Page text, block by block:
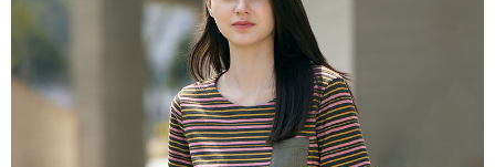
2.SMSで認証してお支払い手続を進めてください。
3.注文するときのお支払いは不要です。商品はご指定の住所に配送されま
4.ご注文が完了すると、携帯に支払い通知のSMSが届きます。アプリ会員
の場合は、AFTEE アプリプッシュ通知が届きます。
5.商品受け取り時のお支払いは不要です。商品を確かめてから、SMSまた
はアプリの通知に従って、4大コンビニ、またはATM/オンラインバンキン
グでお支払いください。
全家超商取貨付款
配送毎にNT$100、NT$2,000以上で送料無料